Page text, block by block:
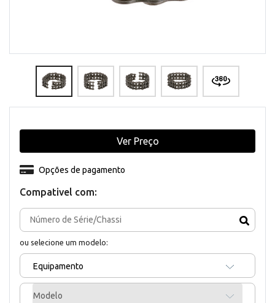
Compativel com:
ou selecione um modelo:
Equipamento
Modelo
Opções de pagamento
Ver Preço